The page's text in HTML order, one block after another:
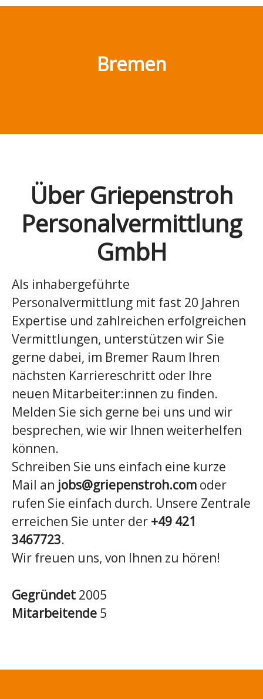
Bremen
Über Griepenstroh
Personalvermittlung
GmbH
Als inhabergeführte
Personalvermittlung mit fast 20 Jahren
Expertise und zahlreichen erfolgreichen
Vermittlungen, unterstützen wir Sie
gerne dabei, im Bremer Raum Ihren
nächsten Karriereschritt oder Ihre
neuen Mitarbeiter:innen zu finden.
Melden Sie sich gerne bei uns und wir
besprechen, wie wir Ihnen weiterhelfen
können.
Schreiben Sie uns einfach eine kurze
Mail an jobs@griepenstroh.com oder
rufen Sie einfach durch. Unsere Zentrale
erreichen Sie unter der +49 421
3467723.
Wir freuen uns, von Ihnen zu hören!
Gegründet 2005
Mitarbeitende 5